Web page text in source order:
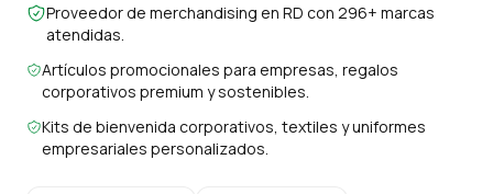
Proveedor de merchandising en RD con 296+ marcas
atendidas.
Artículos promocionales para empresas, regalos
corporativos premium y sostenibles.
Kits de bienvenida corporativos, textiles y uniformes
empresariales personalizados.